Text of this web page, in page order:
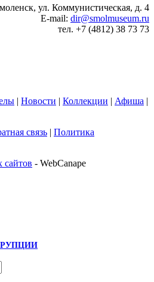
ул. Коммунистическая, д. 4
E-mail: dir@smolmuseum.ru
тел. +7 (4812) 38 73 73
| Новости | Коллекции | Афиша |
связь | Политика
сайтов - WebCanape